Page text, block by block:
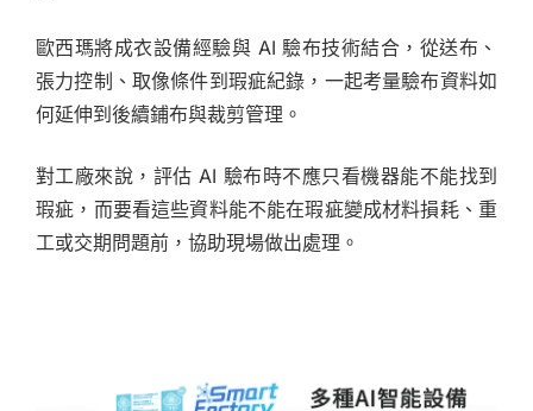
歐西瑪將成衣設備經驗與 AI 驗布技術結合，從送布、
張力控制、取像條件到瑕疵紀錄，一起考量驗布資料如
何延伸到後續鋪布與裁剪管理。
對工廠來說，評估 AI 驗布時不應只看機器能不能找到
瑕疵，而要看這些資料能不能在瑕疵變成材料損耗、重
工或交期問題前，協助現場做出處理。